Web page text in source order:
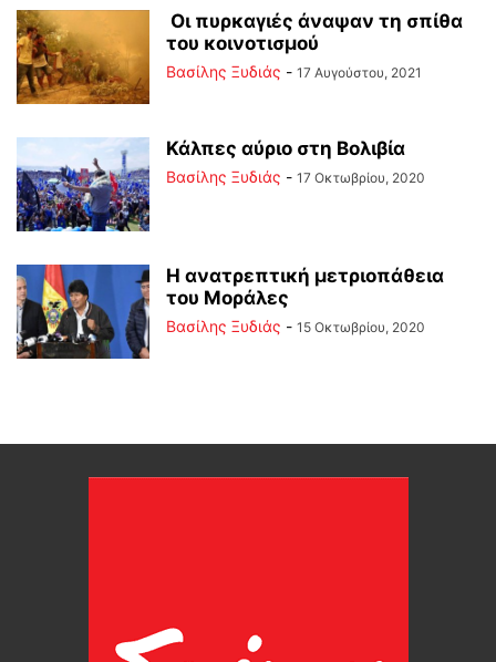
Οι πυρκαγιές άναψαν τη σπίθα
του κοινοτισμού
Βασίλης Ξυδιάς - 17 Αυγούστου, 2021
Κάλπες αύριο στη Βολιβία
Βασίλης Ξυδιάς - 17 Οκτωβρίου, 2020
Η ανατρεπτική μετριοπάθεια
του Μοράλες
Βασίλης Ξυδιάς - 15 Οκτωβρίου, 2020